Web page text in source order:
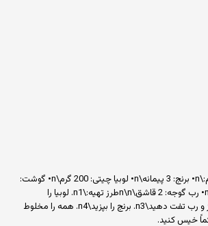
🍚 لوبیا پلو:\n\nمواد لازم:\n• برنج: 3 پیمانه\n• لوبیا چیتی: 200 گرم\n• گوشت:
300 گرم\n• پیاز: 2 عدد\n• رب گوجه: 2 قاشق\n\nطرز تهیه:\n1. لوبیا را
بپزید\n2. گوشت را با پیاز و رب تفت دهید\n3. برنج را بپزید\n4. همه را مخلوط